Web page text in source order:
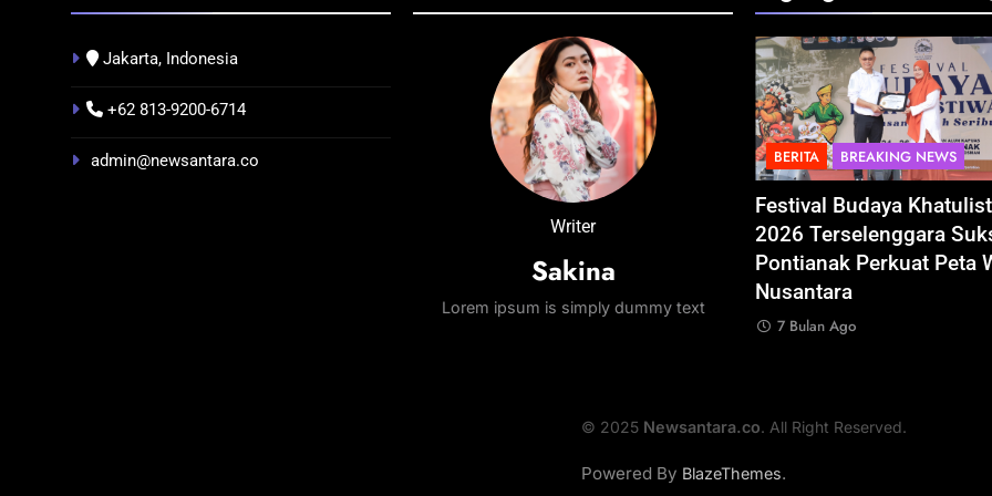
Jakarta, Indonesia
+62 813-9200-6714
admin@newsantara.co
Writer
Sakina
Lorem ipsum is simply dummy text
INFRASTRUKTUR BERITA BREAKING NEWS
Festival Budaya Khatulistiwa
2026 Terselenggara Sukses,
Pontianak Perkuat Peta Wisata
BERITA BREAKING NEWS
BGN Tindak Tegas! 833
SPPG Bermasalah Resmi
7 Bulan Ago
© 2025 Newsantara.co. All Right Reserved.
Powered By BlazeThemes.